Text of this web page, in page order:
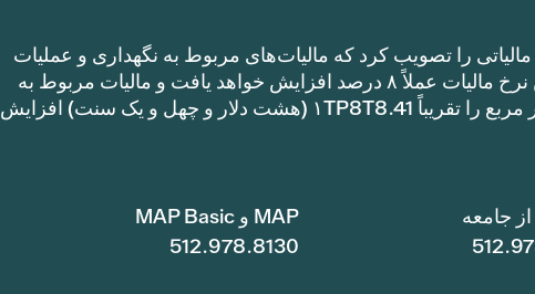
را تصویب کرد که مالیات‌های مربوط به نگهداری و عملیات
را نسبت به نرخ مالیات سال گذشته افزایش می‌دهد. این نرخ مالیات عملاً ۸ درصد افزایش خواهد یافت و مالیات مربوط به
نگهداری و عملیات یک خانه با متراژ ۱TP8T100,000 متر مربع را تقریباً ۱TP8T8.41 (هشت دلار و چهل و یک سنت) افزایش
MAP و MAP Basic
512.978.8130
جامعه